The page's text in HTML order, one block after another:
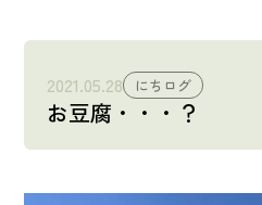
メッセージ
会社概要
Works
2021.05.28 にちログ
お豆腐・・・？